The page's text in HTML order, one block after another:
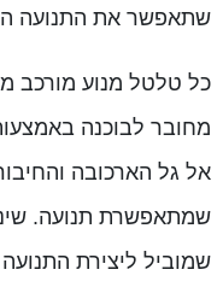
שתאפשר את התנועה
כל טלטל מנוע מורכב
מחובר לבוכנה
אל גל הארכובה
שמתאפשרת תנועה.
שמוביל ליצירת